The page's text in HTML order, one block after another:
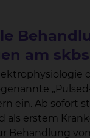
am skbs
als einem der
erstem
Behandlung